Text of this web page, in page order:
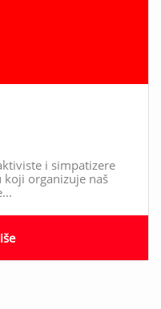
i simpatizere
organizuje naš